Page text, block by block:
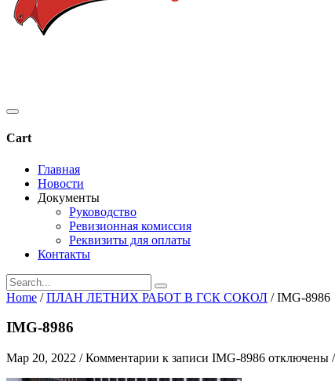
Cart
Главная
Новости
Документы
Руководство
Ревизионная комиссия
Реквизиты для оплаты
Контакты
Home / ПЛАН ЛЕТНИХ РАБОТ В ГСК СОКОЛ / IMG-8986
IMG-8986
Мар 20, 2022 /Комментарии к записи IMG-8986 отключены /